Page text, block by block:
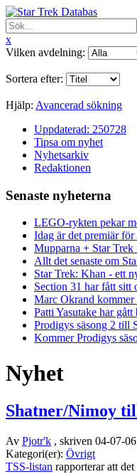
x
Vilken avdelning:
Sortera efter:
Hjälp: Avancerad sökning
Uppdaterad: 250728
Tipsa om nyhet
Nyhetsarkiv
Redaktionen
Senaste nyheterna
LEGO-rykten pekar
Idag är det premiär
Mupparna + Star Trek
Allt det senaste om
Star Trek: Khan - ett
Section 31 har fått
Marc Okrand
Patti Yasutake har gått
Prodigys säsong 2 till
Kommer Prodigys
Nyhet
Shatner/Nimoy
Av Pjotr'k , skriven 04-07-
Kategori(er): Övrigt
TSS-listan rapporterar att